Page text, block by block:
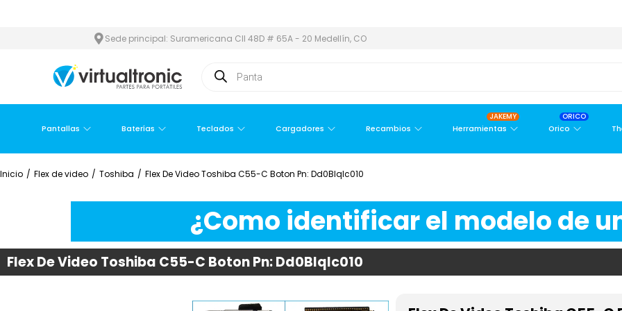
Sede principal: Suramericana Cll 48D # 65A - 20 Medellín, CO
Pantallas Baterías Teclados Cargadores Recambios Herramientas
JAKEMY
Orico
ORICO
Inicio / Flex de video / Toshiba / Flex De Video Toshiba C55-C Boton Pn: Dd0Blqlc010
¿Como identificar el modelo de
Flex De Video Toshiba C55-C Boton Pn: Dd0Blqlc010